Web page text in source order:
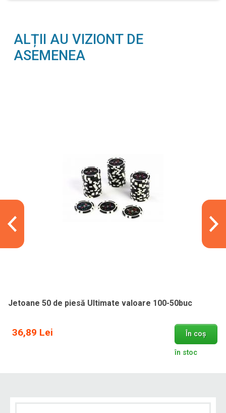
ALȚII AU VIZIONT DE
ASEMENEA
Jetoane 50 de piesă Ultimate valoare 100-50buc
36,89 Lei În coș
în stoc